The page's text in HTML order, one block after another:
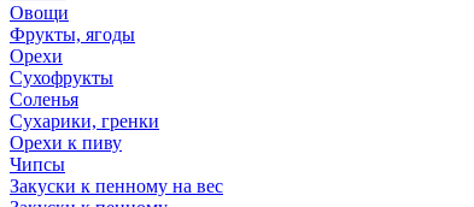
Овощи
Фрукты, ягоды
Орехи
Сухофрукты
Соленья
Сухарики, гренки
Орехи к пиву
Чипсы
Закуски к пенному на вес